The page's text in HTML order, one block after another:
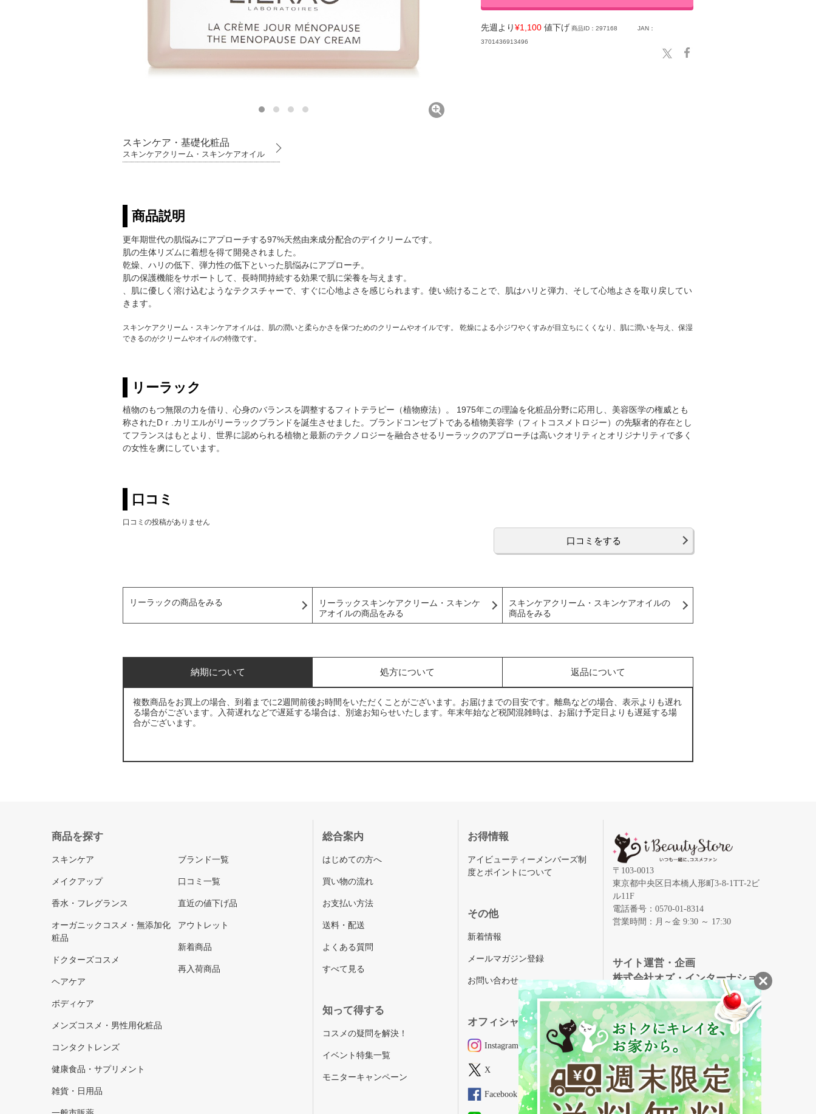
スキンケア・基礎化粧品
スキンケアクリーム・スキンケアオイル
先週より ¥1,100 値下げ 商品ID：297168
JAN：
3701436913496
商品説明
更年期世代の肌悩みにアプローチする97%天然由来成分配合のデイクリームです。
肌の生体リズムに着想を得て開発されました。
乾燥、ハリの低下、弾力性の低下といった肌悩みにアプローチ。
肌の保護機能をサポートして、長時間持続する効果で肌に栄養を与えます。
、肌に優しく溶け込むようなテクスチャーで、すぐに心地よさを感じられます。使い続けることで、肌はハリと弾力、そして心地よさを取り戻してい
きます。
スキンケアクリーム・スキンケアオイルは、肌の潤いと柔らかさを保つためのクリームやオイルです。 乾燥による小ジワやくすみが目立ちにくくなり、肌に潤いを与え、保湿
できるのがクリームやオイルの特徴です。
リーラック
植物のもつ無限の力を借り、心身のバランスを調整するフィトテラピー（植物療法）。 1975年この理論を化粧品分野に応用し、美容医学の権威とも
称されたDｒ.カリエルがリーラックブランドを誕生させました。ブランドコンセプトである植物美容学（フィトコスメトロジー）の先駆者的存在とし
てフランスはもとより、世界に認められる植物と最新のテクノロジーを融合させるリーラックのアプローチは高いクオリティとオリジナリティで多く
の女性を虜にしています。
口コミ
口コミの投稿がありません
口コミをする
リーラックの商品をみる
リーラックスキンケアクリーム・スキンケ
アオイルの商品をみる
スキンケアクリーム・スキンケアオイルの
商品をみる
納期について 処方について 返品について
複数商品をお買上の場合、到着までに2週間前後お時間をいただくことがございます。お届けまでの目安です。離島などの場合、表示よりも遅れ
る場合がございます。入荷遅れなどで遅延する場合は、別途お知らせいたします。年末年始など税関混雑時は、お届け予定日よりも遅延する場
合がございます。
商品を探す
スキンケア
メイクアップ
香水・フレグランス
オーガニックコスメ・無添加化
粧品
ドクターズコスメ
ヘアケア
ボディケア
メンズコスメ・男性用化粧品
コンタクトレンズ
健康食品・サプリメント
雑貨・日用品
ブランド一覧
口コミ一覧
直近の値下げ品
アウトレット
新着商品
再入荷商品
総合案内
はじめての方へ
買い物の流れ
お支払い方法
送料・配送
よくある質問
すべて見る
知って得する
コスメの疑問を解決！
イベント特集一覧
モニターキャンペーン
お得情報
アイビューティーメンバーズ制
度とポイントについて
その他
新着情報
メールマガジン登録
お問い合わせ
オフィシャルSNS
Instagram
X
Facebook
〒103-0013
東京都中央区日本橋人形町3-8-1TT-2ビ
ル11F
電話番号：0570-01-8314
営業時間：月～金 9:30 ～ 17:30
サイト運営・企画
株式会社オズ・インターナショ
ナル
創業150年、英国伝統の最高級猪毛ハン
ドメイドヘアブラシ
メイソンピアソン